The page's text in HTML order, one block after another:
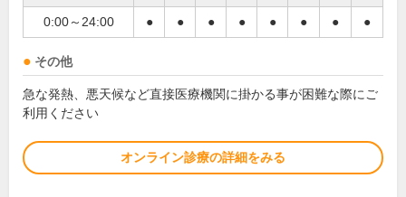
0:00～24:00 ● ● ● ● ● ● ● ●
その他
急な発熱、悪天候など直接医療機関に掛かる事が困難な際にご
利用ください
オンライン診療の詳細をみる